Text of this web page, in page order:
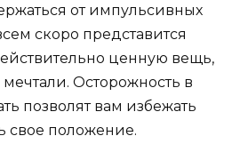
от импульсивных
скоро представится
ценную вещь,
Осторожность в
позволят вам избежать
свое положение.